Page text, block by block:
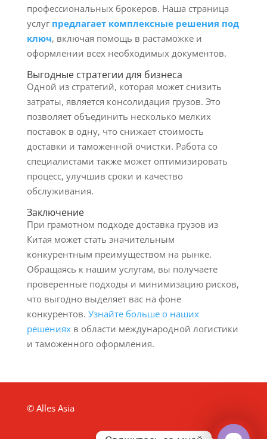
профессиональных брокеров. Наша страница
услуг предлагает комплексные решения под
ключ, включая помощь в растаможке и
оформлении всех необходимых документов.
Выгодные стратегии для бизнеса
Одной из стратегий, которая может снизить
затраты, является консолидация грузов. Это
позволяет объединить несколько мелких
поставок в одну, что снижает стоимость
доставки и таможенной очистки. Работа со
специалистами также может оптимизировать
процесс, улучшив сроки и качество
обслуживания.
Заключение
При грамотном подходе доставка грузов из
Китая может стать значительным
конкурентным преимуществом на рынке.
Обращаясь к нашим услугам, вы получаете
проверенные подходы и минимизацию рисков,
что выгодно выделяет вас на фоне
конкурентов. Узнайте больше о наших
решенияхв области международной логистики
и таможенного оформления.
© Alles Asia